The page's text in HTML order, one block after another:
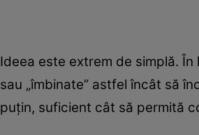
Ideea este extrem de simplă.
sau „îmbinate” astfel încât să
puțin, suficient cât să permită